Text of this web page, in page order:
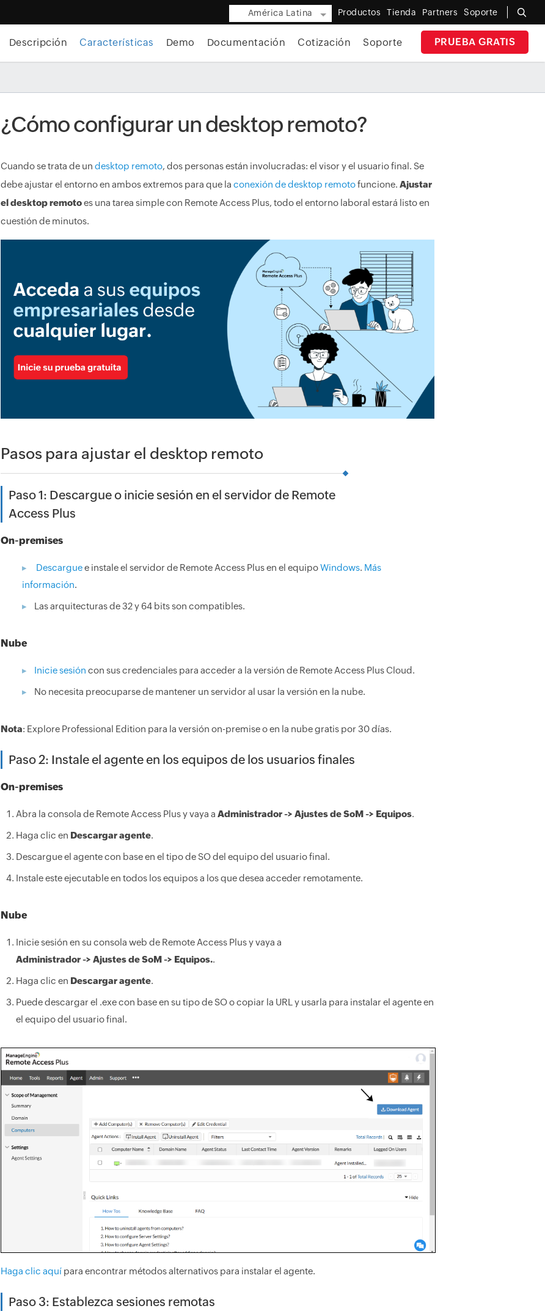
América Latina Productos Tienda Partners Soporte
PRUEBA GRATIS
Descripción Características Demo Documentación Cotización Soporte
¿Cómo configurar un desktop remoto?
Cuando se trata de un desktop remoto, dos personas están involucradas: el visor y el usuario final. Se
debe ajustar el entorno en ambos extremos para que la conexión de desktop remotofuncione. Ajustar
el desktop remotoes una tarea simple con Remote Access Plus, todo el entorno laboral estará listo en
cuestión de minutos.
Pasos para ajustar el desktop remoto
Paso 1: Descargue o inicie sesión en el servidor de Remote
Access Plus
On-premises
Descarguee instale el servidor de Remote Access Plus en el equipoWindows. Más
información.
Las arquitecturas de 32 y 64 bits son compatibles.
Nube
Inicie sesión con sus credenciales para acceder a la versión de Remote Access Plus Cloud.
No necesita preocuparse de mantener un servidor al usar la versión en la nube.
Nota: Explore Professional Edition para la versión on-premise o en la nube gratis por 30 días.
Paso 2: Instale el agente en los equipos de los usuarios finales
On-premises
Abra la consola de Remote Access Plus y vaya a Administrador -> Ajustes de SoM -> Equipos.
Haga clic en Descargar agente.
Descargue el agente con base en el tipo de SO del equipo del usuario final.
Instale este ejecutable en todos los equipos a los que desea acceder remotamente.
Nube
Inicie sesión en su consola web de Remote Access Plus y vaya a
Administrador -> Ajustes de SoM -> Equipos..
Haga clic en Descargar agente.
Puede descargar el .exe con base en su tipo de SO o copiar la URL y usarla para instalar el agente en
el equipo del usuario final.
Haga clic aquí para encontrar métodos alternativos para instalar el agente.
Paso 3: Establezca sesiones remotas